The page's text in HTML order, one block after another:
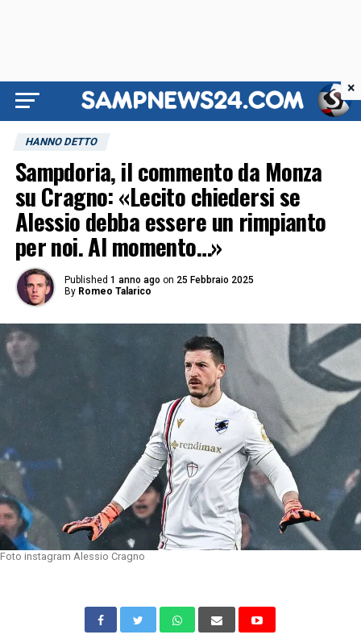
HANNO DETTO
Sampdoria, il commento da Monza
su Cragno: «Lecito chiedersi se
Alessio debba essere un rimpianto
per noi. Al momento…»
Published 1 anno ago on 25 Febbraio 2025
By Romeo Talarico
Foto instagram Alessio Cragno
×